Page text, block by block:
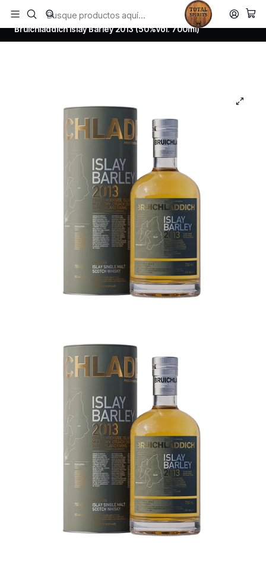
Todos los productos estan en stock. Despachamos a todo Chile.
Inicio Whisky
Scotch Whisky Islay
Bruichladdich Islay Barley 2013 (50%vol. 700ml)